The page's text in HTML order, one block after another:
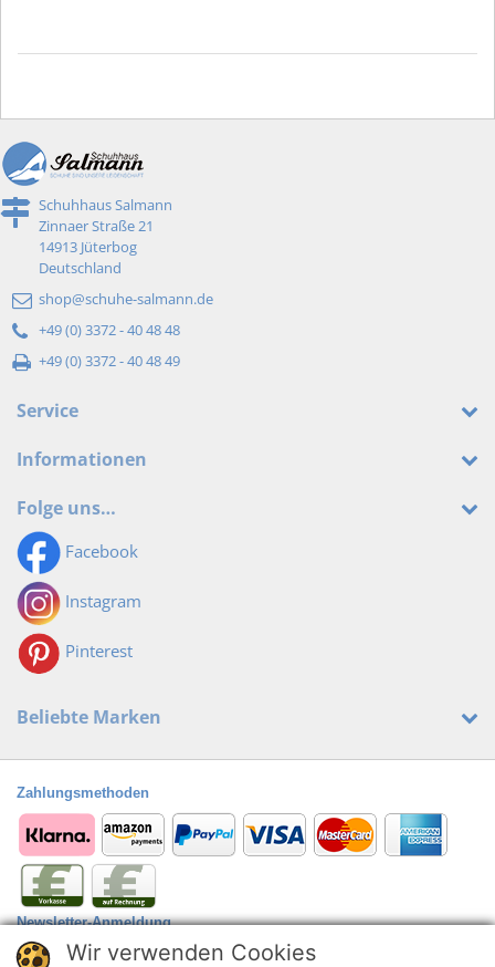
Schuhhaus Salmann
Zinnaer Straße 21
14913 Jüterbog
Deutschland
shop@schuhe-salmann.de
+49 (0) 3372 - 40 48 48
+49 (0) 3372 - 40 48 49
Service
Informationen
Folge uns…
Facebook
Instagram
Pinterest
Beliebte Marken
Zahlungsmethoden
Newsletter-Anmeldung
@
Wir verwenden Cookies